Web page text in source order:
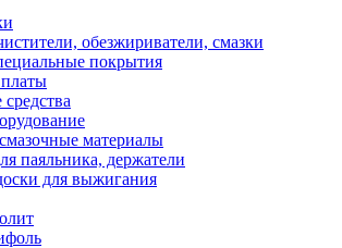
обезжириватели, смазки
покрытия
материалы
паяльника, держатели
для выжигания